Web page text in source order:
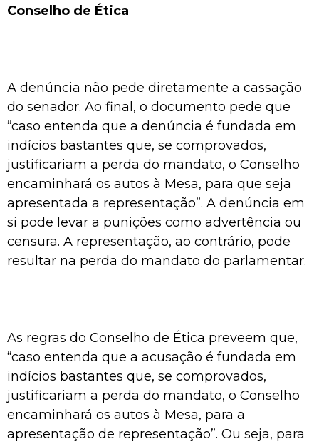
Conselho de Ética
A denúncia não pede diretamente a cassação
do senador. Ao final, o documento pede que
“caso entenda que a denúncia é fundada em
indícios bastantes que, se comprovados,
justificariam a perda do mandato, o Conselho
encaminhará os autos à Mesa, para que seja
apresentada a representação”. A denúncia em
si pode levar a punições como advertência ou
censura. A representação, ao contrário, pode
resultar na perda do mandato do parlamentar.
As regras do Conselho de Ética preveem que,
“caso entenda que a acusação é fundada em
indícios bastantes que, se comprovados,
justificariam a perda do mandato, o Conselho
encaminhará os autos à Mesa, para a
apresentação de representação”. Ou seja, para